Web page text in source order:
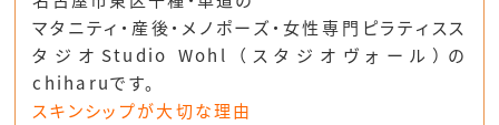
マタニティ・産後・メノポーズ・女性専門ピラティスス
タジオStudio Wohl （スタジオヴォール）の
chiharuです。
スキンシップが大切な理由